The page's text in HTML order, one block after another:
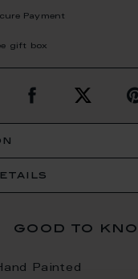
Payment
gift box
good to
Painted